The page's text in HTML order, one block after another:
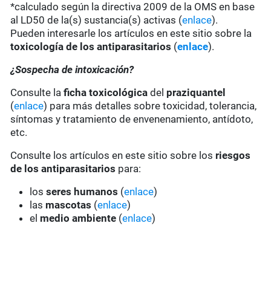
*calculado según la directiva 2009 de la OMS en base
al LD50 de la(s) sustancia(s) activas (enlace).
Pueden interesarle los artículos en este sitio sobre la
toxicología de los antiparasitarios (enlace).
¿Sospecha de intoxicación?
Consulte laficha toxicológica del praziquantel
(enlace) para más detalles sobre toxicidad, tolerancia,
síntomas y tratamiento de envenenamiento, antídoto,
etc.
Consulte los artículos en este sitio sobre los riesgos
de los antiparasitarios para:
losseres humanos (enlace)
las mascotas (enlace)
el medio ambiente (enlace)